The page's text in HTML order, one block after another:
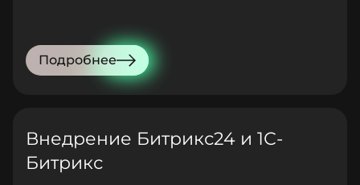
Подробнее
Внедрение Битрикс24 и 1С-
Битрикс